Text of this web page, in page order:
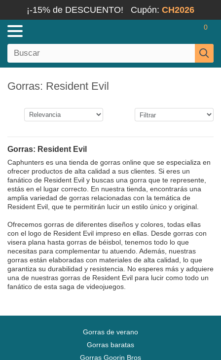
¡-15% de DESCUENTO! Cupón: CH2026
0
Gorras: Resident Evil
Gorras: Resident Evil
Caphunters es una tienda de gorras online que se especializa en
ofrecer productos de alta calidad a sus clientes. Si eres un
fanático de Resident Evil y buscas una gorra que te represente,
estás en el lugar correcto. En nuestra tienda, encontrarás una
amplia variedad de gorras relacionadas con la temática de
Resident Evil, que te permitirán lucir un estilo único y original.
Ofrecemos gorras de diferentes diseños y colores, todas ellas
con el logo de Resident Evil impreso en ellas. Desde gorras con
visera plana hasta gorras de béisbol, tenemos todo lo que
necesitas para complementar tu atuendo. Además, nuestras
gorras están elaboradas con materiales de alta calidad, lo que
garantiza su durabilidad y resistencia. No esperes más y adquiere
una de nuestras gorras de Resident Evil para lucir como todo un
fanático de esta saga de videojuegos.
Gorras de verano
Gorras baratas
Gorras Goorin Bros